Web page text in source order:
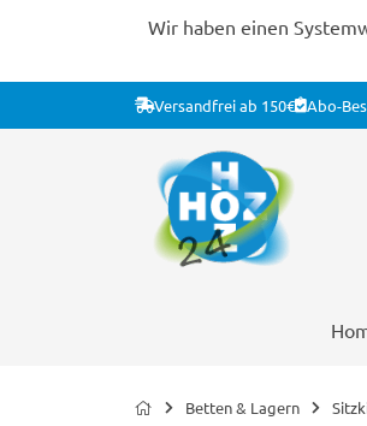
Wir haben einen
Versandfrei ab 150€ Abo-
Betten & Lagern